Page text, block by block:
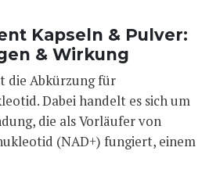
Kapseln & Pulver:
& Wirkung
die Abkürzung für
Dabei handelt es sich um
die als Vorläufer von
(NAD+) fungiert, einem